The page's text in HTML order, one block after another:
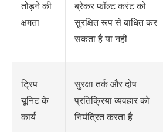
तोड़ने की
क्षमता
ब्रेकर फॉल्ट करंट को
सुरक्षित रूप से बाधित कर
सकता है या नहीं
ट्रिप
यूनिट के
कार्य
सुरक्षा तर्क और दोष
प्रतिक्रिया व्यवहार को
नियंत्रित करता है